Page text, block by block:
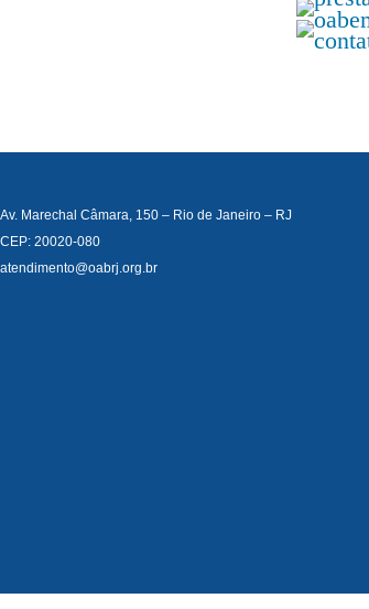
Av. Marechal Câmara, 150 – Rio de Janeiro – RJ
CEP: 20020-080
atendimento@oabrj.org.br